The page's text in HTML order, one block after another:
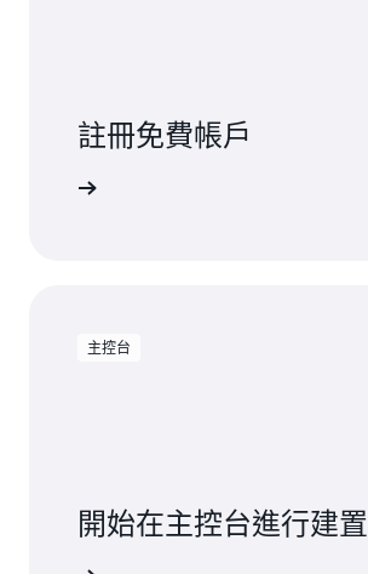
註冊免費帳戶
主控台
開始在主控台進行建置